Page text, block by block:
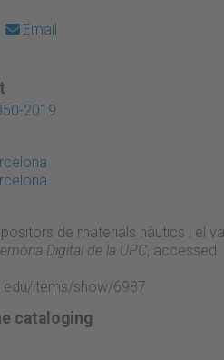
Email
2019
de materials nàutics i el
Digital de la UPC, accessed
items/show/6987
cataloging